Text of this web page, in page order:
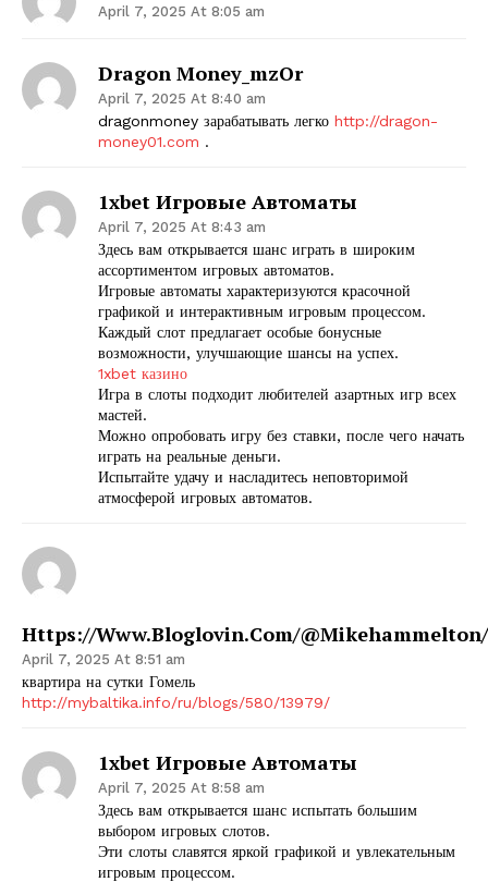
April 7, 2025 At 8:05 am
Dragon Money_mzOr
April 7, 2025 At 8:40 am
dragonmoney зарабатывать легко http://dragon-
money01.com .
1xbet Игровые Автоматы
April 7, 2025 At 8:43 am
Здесь вам открывается шанс играть в широким
ассортиментом игровых автоматов.
Игровые автоматы характеризуются красочной
графикой и интерактивным игровым процессом.
Каждый слот предлагает особые бонусные
возможности, улучшающие шансы на успех.
1xbet казино
Игра в слоты подходит любителей азартных игр всех
мастей.
Можно опробовать игру без ставки, после чего начать
играть на реальные деньги.
Испытайте удачу и насладитесь неповторимой
атмосферой игровых автоматов.
Https://www.bloglovin.com/@mikehammelton/
April 7, 2025 At 8:51 am
квартира на сутки Гомель
http://mybaltika.info/ru/blogs/580/13979/
1xbet Игровые Автоматы
April 7, 2025 At 8:58 am
Здесь вам открывается шанс испытать большим
выбором игровых слотов.
Эти слоты славятся яркой графикой и увлекательным
игровым процессом.